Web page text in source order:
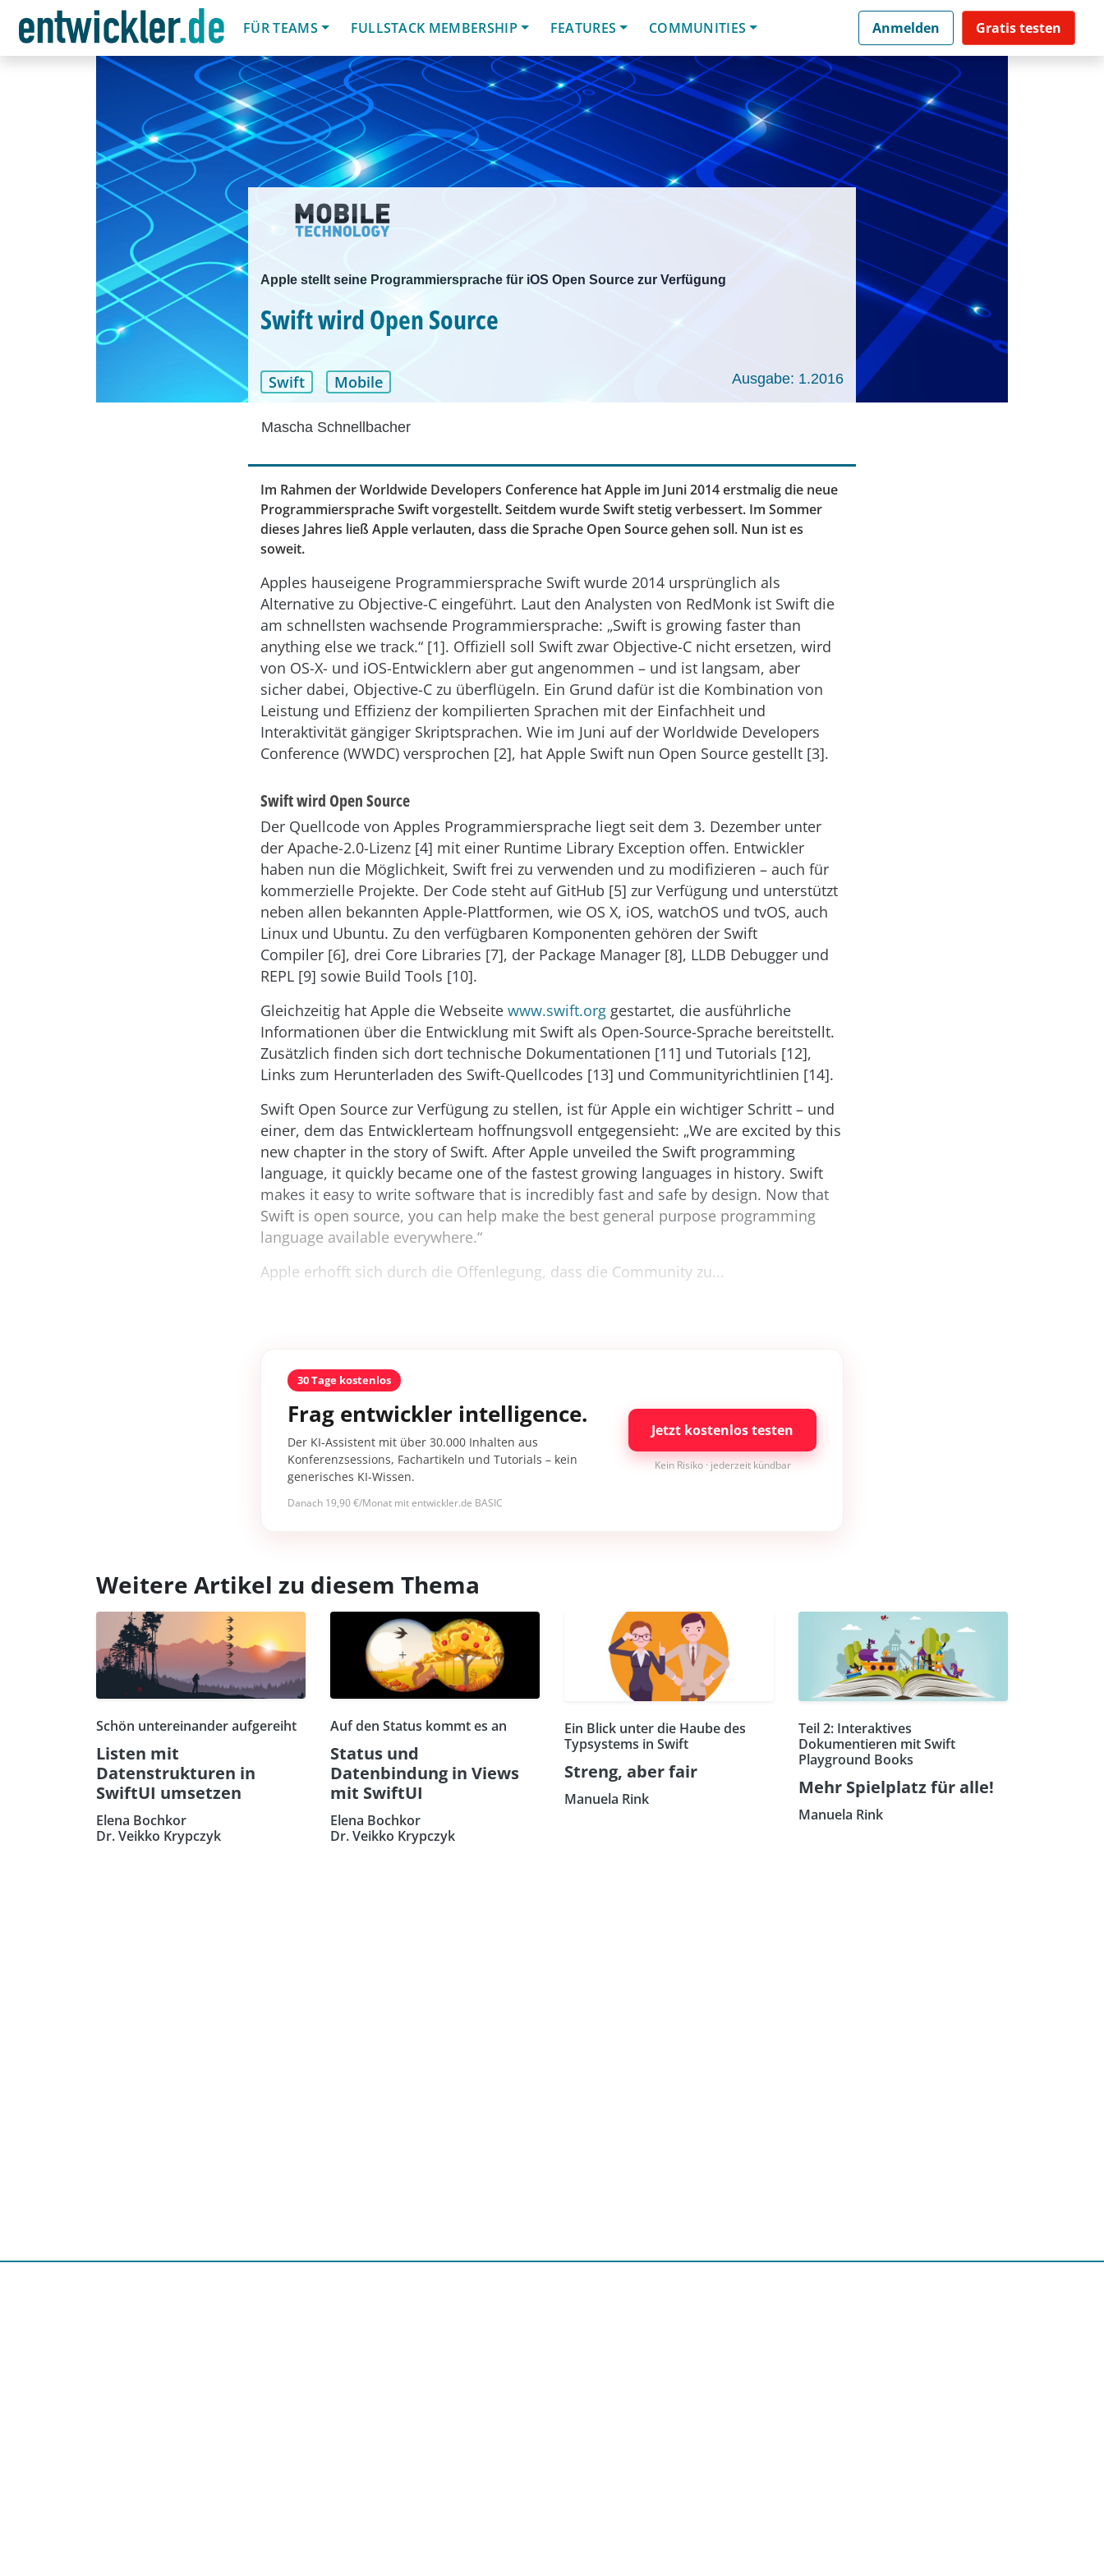
FÜR TEAMS
FULLSTACK MEMBERSHIP FEATURES COMMUNITIES Anmelden Gratis testen
Apple stellt seine Programmiersprache für iOS Open Source zur Verfügung
Swift wird Open Source
Swift Mobile Ausgabe: 1.2016
Mascha Schnellbacher
Im Rahmen der Worldwide Developers Conference hat Apple im Juni 2014 erstmalig die neue
Programmiersprache Swift vorgestellt. Seitdem wurde Swift stetig verbessert. Im Sommer
dieses Jahres ließ Apple verlauten, dass die Sprache Open Source gehen soll. Nun ist es
soweit.
Apples hauseigene Programmiersprache Swift wurde 2014 ursprünglich als
Alternative zu Objective-C eingeführt. Laut den Analysten von RedMonk ist Swift die
am schnellsten wachsende Programmiersprache: „Swift is growing faster than
anything else we track.“ [1]. Offiziell soll Swift zwar Objective-C nicht ersetzen, wird
von ­OS-X- und iOS-Entwicklern aber gut angenommen – und ist langsam, aber
sicher dabei, Objective-C zu überflügeln. Ein Grund dafür ist die Kombination von
Leistung und Effizienz der kompilierten Sprachen mit der Einfachheit und
Interaktivität gängiger Skriptsprachen. Wie im Juni auf der Worldwide Developers
Conference (WWDC) versprochen [2], hat Apple Swift nun Open Source gestellt [3].
Swift wird Open Source
Der Quellcode von Apples Programmiersprache liegt seit dem 3. Dezember unter
der Apache-2.0-Lizenz [4] mit einer Runtime Library Exception offen. Entwickler
haben nun die Möglichkeit, Swift frei zu verwenden und zu modifizieren – auch für
kommerzielle Projekte. Der Code steht auf GitHub [5] zur Verfügung und unterstützt
neben allen bekannten Apple-Plattformen, wie OS X, iOS, watchOS und tvOS, auch
Linux und Ubuntu. Zu den verfügbaren Komponenten gehören der Swift
Compiler [6], drei Core Libraries [7], der Package Manager [8], LLDB Debugger und
REPL [9] sowie Build Tools [10].
Gleichzeitig hat Apple die Webseite www.swift.org gestartet, die ausführliche
Informationen über die Entwicklung mit Swift als Open-Source-Sprache bereitstellt.
Zusätzlich finden sich dort technische Dokumentationen [11] und Tutorials [12],
Links zum Herunterladen des Swift-Quellcodes [13] und Communityrichtlinien [14].
Swift Open Source zur Verfügung zu stellen, ist für Apple ein wichtiger Schritt – und
einer, dem das Entwicklerteam hoffnungsvoll entgegensieht: „We are excit­ed by this
new chapter in the story of Swift. After Apple unveiled the Swift programming
language, it quickly became one of the fastest growing languages in history. Swift
makes it easy to write software that is incredibly fast and safe by design. Now that
Swift is open source, you can help make the best general purpose programming
language available everywhere.“
Apple erhofft sich durch die Offenlegung, dass die Community zu...
30 Tage kostenlos
Frag entwickler intelligence.
Der KI-Assistent mit über 30.000 Inhalten aus
Konferenzsessions, Fachartikeln und Tutorials – kein
generisches KI-Wissen.
Danach 19,90 €/Monat mit entwickler.de BASIC
Jetzt kostenlos testen
Kein Risiko · jederzeit kündbar
Weitere Artikel zu diesem Thema
Schön untereinander aufgereiht
Listen mit
Datenstrukturen in
SwiftUI umsetzen
Elena Bochkor
Dr. Veikko Krypczyk
Auf den Status kommt es an
Status und
Datenbindung in Views
mit SwiftUI
Elena Bochkor
Dr. Veikko Krypczyk
Ein Blick unter die Haube des
Typsystems in Swift
Streng, aber fair
Manuela Rink
Teil 2: Interaktives
Dokumentieren mit Swift
Playground Books
Mehr Spielplatz für alle!
Manuela Rink